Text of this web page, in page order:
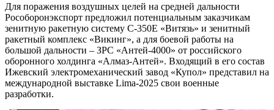
Для поражения воздушных целей на средней дальности
Рособоронэкспорт предложил потенциальным заказчикам
зенитную ракетную систему С-350Е «Витязь» и зенитный
ракетный комплекс «Викинг», а для боевой работы на
большой дальности – ЗРС «Антей-4000» от российского
оборонного холдинга «Алмаз-Антей». Входящий в его состав
Ижевский электромеханический завод «Купол» представил на
международной выставке Lima-2025 свои военные
разработки.